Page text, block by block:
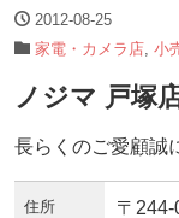
2012-08-25
家電・カメラ店 小
ノジマ 戸塚
長らくのご愛顧誠
住所
〒